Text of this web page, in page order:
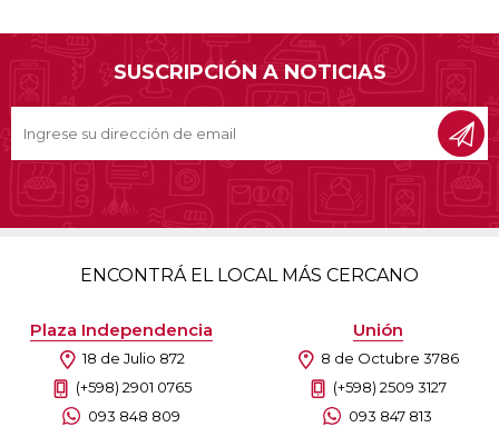
SUSCRIPCIÓN A NOTICIAS
ENCONTRÁ EL LOCAL MÁS CERCANO
Plaza Independencia
18 de Julio 872
(+598) 2901 0765
093 848 809
Unión
8 de Octubre 3786
(+598) 2509 3127
093 847 813